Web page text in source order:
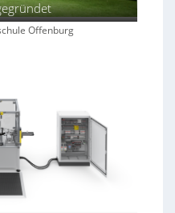
Offenburg